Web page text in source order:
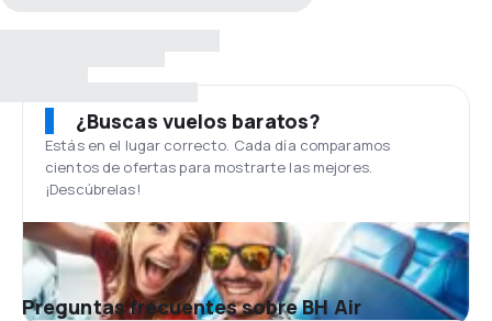
¿Buscas vuelos baratos?
Estás en el lugar correcto. Cada día comparamos
cientos de ofertas para mostrarte las mejores.
¡Descúbrelas!
Preguntas frecuentes sobre BH Air